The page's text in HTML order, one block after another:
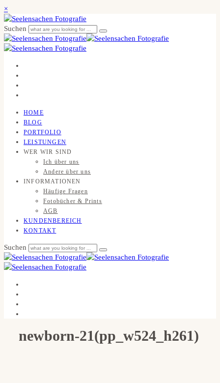
×
Suchen
HOME
BLOG
PORTFOLIO
LEISTUNGEN
WER WIR SIND
Ich über uns
Andere über uns
INFORMATIONEN
Häufige Fragen
Fotobücher & Prints
AGB
KUNDENBEREICH
KONTAKT
Suchen
newborn-21(pp_w524_h261)